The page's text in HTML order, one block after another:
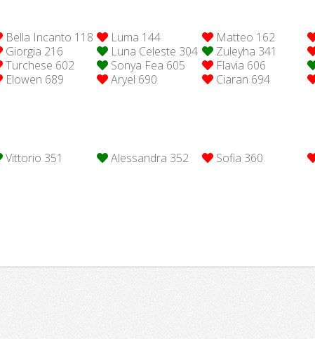
Bella Incanto 118 Luma 144 Matteo 162
Giorgia 216 Luna Celeste 304 Zuleyha 341
Turchese 602 Sonya Fea 605 Flavia 606
Elowen 689 Aryel 690 Ciaran 694
Vittorio 351 Alessandra 352 Sofia 360